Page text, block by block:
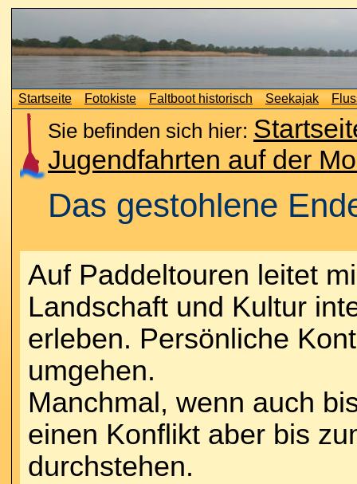
Startseite Fotokiste Faltboot historisch Seekajak
Sie befinden sich hier:
Jugendfahrten auf der
Das gestohlene
Auf Paddeltouren leitet
Landschaft und Kultur
erleben. Persönliche
umgehen.
Manchmal, wenn auch
einen Konflikt aber bis
durchstehen.